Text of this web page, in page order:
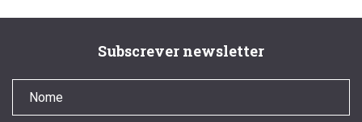
Subscrever newsletter